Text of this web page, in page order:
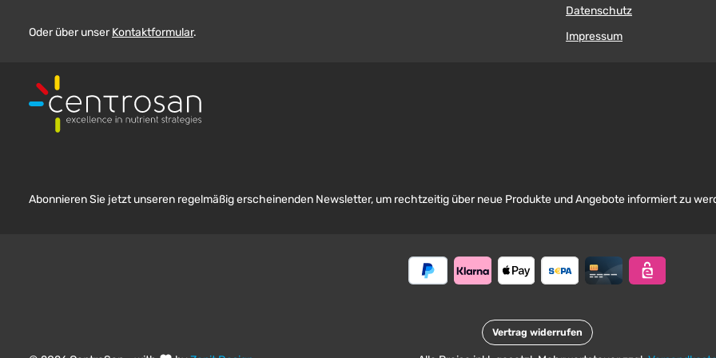
Oder über unserKontaktformular.
Datenschutz
Impressum
Abonnieren Sie jetzt unseren regelmäßig erscheinenden Newsletter, um rechtzeitig über neue Produkte und Angebote informiert zu
Vertrag widerrufen